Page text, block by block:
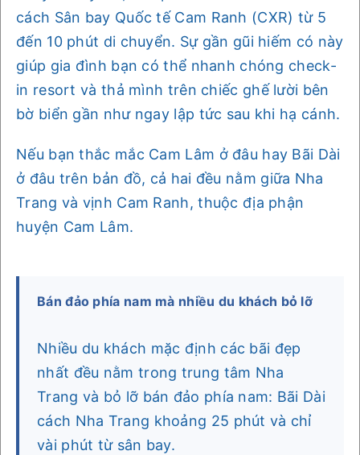
cách Sân bay Quốc tế Cam Ranh (CXR) từ 5
đến 10 phút di chuyển. Sự gần gũi hiếm có này
giúp gia đình bạn có thể nhanh chóng check-
in resort và thả mình trên chiếc ghế lười bên
bờ biển gần như ngay lập tức sau khi hạ cánh.
Nếu bạn thắc mắc Cam Lâm ở đâu hay Bãi Dài
ở đâu trên bản đồ, cả hai đều nằm giữa Nha
Trang và vịnh Cam Ranh, thuộc địa phận
huyện Cam Lâm.
Bán đảo phía nam mà nhiều du khách bỏ lỡ
Nhiều du khách mặc định các bãi đẹp
nhất đều nằm trong trung tâm Nha
Trang và bỏ lỡ bán đảo phía nam: Bãi Dài
cách Nha Trang khoảng 25 phút và chỉ
vài phút từ sân bay.